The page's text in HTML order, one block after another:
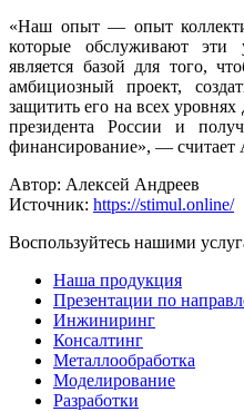
«Наш опыт — опыт
которые обслуживают эти
является базой для того,
амбициозный проект,
защитить его на всех
президента России и
финансирование», — считает
Автор: Алексей Андреев
Источник: https://stimul.online/
Воспользуйтесь нашими
Наша продукция
Презентации по
Инжиниринг
Консалтинг
Металлообработка
Моделирование
Разработки